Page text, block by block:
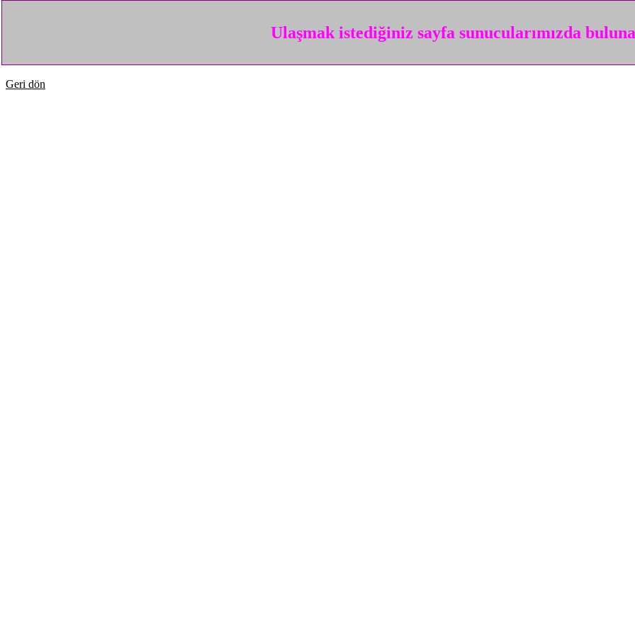
Ulaşmak istediğiniz sayfa sunucularımızda
Geri dön